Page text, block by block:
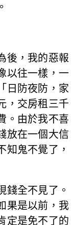
後，我的惡報
以往一樣，一
日防夜防，家
，交房租三千
。由於我不喜
放在一個大信
知鬼不覺了，
錢全不見了。
果是以前，我
定是免不了的